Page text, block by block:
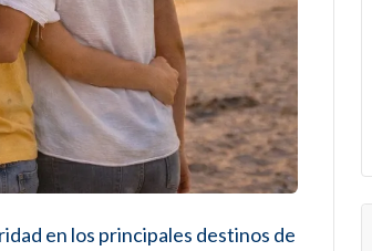
en los principales destinos de